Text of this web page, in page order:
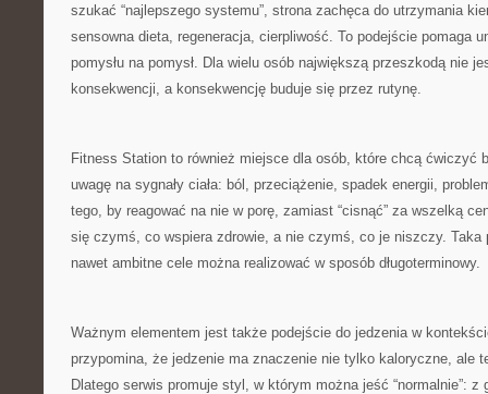
szukać “najlepszego systemu”, strona zachęca do utrzymania
sensowna dieta, regeneracja, cierpliwość. To podejście pomaga
pomysłu na pomysł. Dla wielu osób największą przeszkodą nie
konsekwencji, a konsekwencję buduje się przez rutynę.
Fitness Station to również miejsce dla osób, które chcą ćwiczyć
uwagę na sygnały ciała: ból, przeciążenie, spadek energii,
tego, by reagować na nie w porę, zamiast “cisnąć” za wszelką
się czymś, co wspiera zdrowie, a nie czymś, co je niszczy. Taka
nawet ambitne cele można realizować w sposób długoterminowy.
Ważnym elementem jest także podejście do jedzenia w
przypomina, że jedzenie ma znaczenie nie tylko kaloryczne, ale
Dlatego serwis promuje styl, w którym można jeść “normalnie”: z